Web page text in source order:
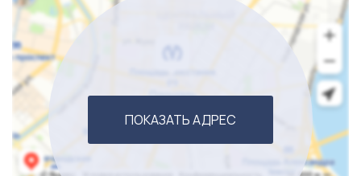
посещению магазина. Благодаря налаженным связям
с поставщиками, магазин способен предложить
конкурентные цены и регулярно обновляемый
ассортимент.
На момент продажи бизнес демонстрирует
стабильные показатели прибыли и регулярный поток
клиентов. Новый владелец получит все необходимые
ПОКАЗАТЬ АДРЕС